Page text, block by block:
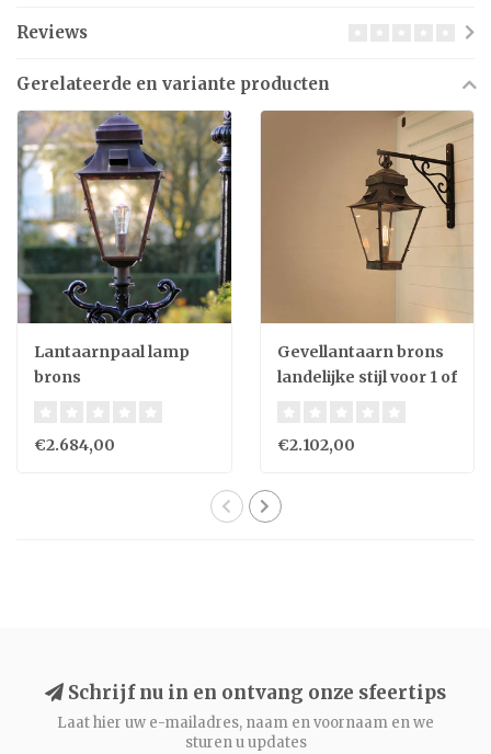
Reviews
Gerelateerde en variante producten
Lantaarnpaal lamp
brons
€2.684,00
Gevellantaarn brons
landelijke stijl voor 1 of
€2.102,00
Schrijf nu in en ontvang onze sfeertips
Laat hier uw e-mailadres, naam en voornaam en we
sturen u updates